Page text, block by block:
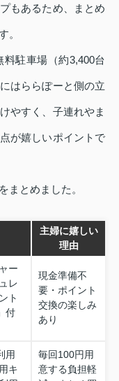
もあるため、まとめ
。
駐車場（約3,400台
はららぽーと側の立
やすく、子連れやま
が嬉しいポイントで
まとめました。
主婦に嬉しい
理由
ー
レ
ト
付
現金準備不
要・ポイント
交換の楽しみ
あり
用
キ
毎回100円用
意する負担軽